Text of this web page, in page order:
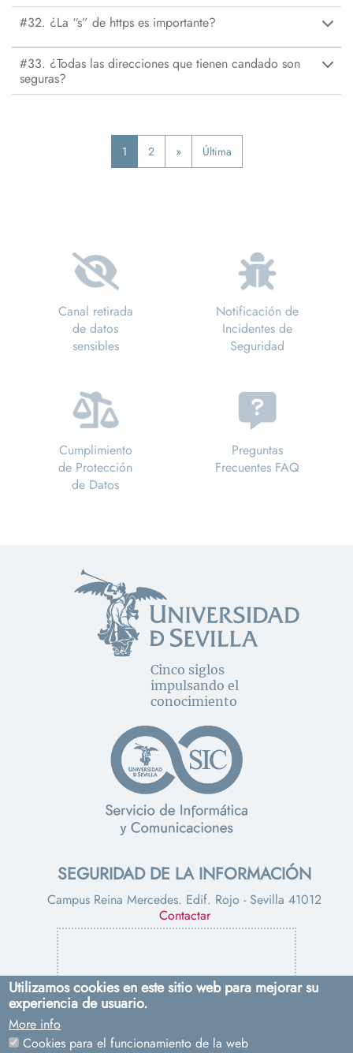
#32. ¿La “s” de https es importante?
#33. ¿Todas las direcciones que tienen candado son
seguras?
Página
actual
1 Página
2 Siguiente
página
» Última
página
Última
Canal retirada
de datos
sensibles
Notificación de
Incidentes de
Seguridad
Cumplimiento
de Protección
de Datos
Preguntas
Frecuentes FAQ
Cinco siglos
impulsando el
conocimiento
SEGURIDAD DE LA INFORMACIÓN
Campus Reina Mercedes. Edif. Rojo - Sevilla 41012
Contactar
PROTECCIÓN DE DATOS
Utilizamos cookies en este sitio web para mejorar su
experiencia de usuario.
More info
Cookies para el funcionamiento de la web